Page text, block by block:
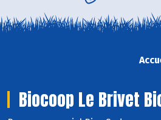
Biocoop Le Brivet